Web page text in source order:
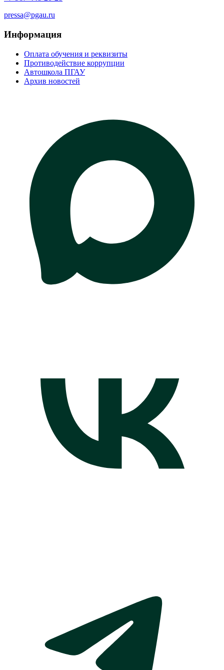
pressa@pgau.ru
Информация
Оплата обучения и реквизиты
Противодействие коррупции
Автошкола ПГАУ
Архив новостей